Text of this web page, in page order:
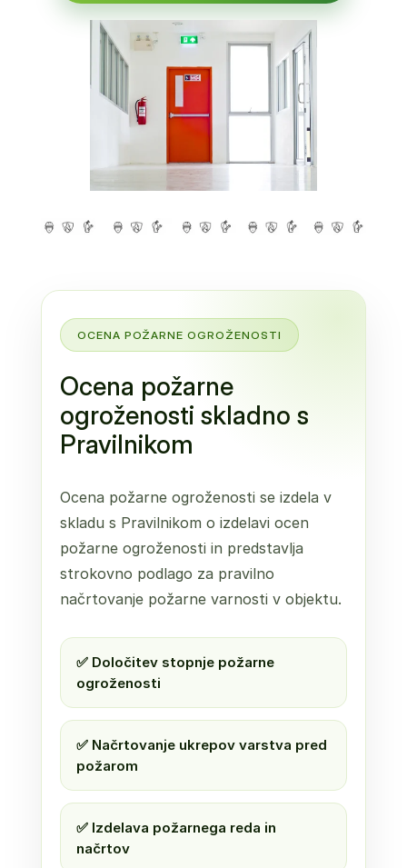
OCENA POŽARNE OGROŽENOSTI
Ocena požarne
ogroženosti skladno s
Pravilnikom
Ocena požarne ogroženosti se izdela v
skladu s Pravilnikom o izdelavi ocen
požarne ogroženosti in predstavlja
strokovno podlago za pravilno
načrtovanje požarne varnosti v objektu.
✅ Določitev stopnje požarne
ogroženosti
✅ Načrtovanje ukrepov varstva pred
požarom
✅ Izdelava požarnega reda in
načrtov